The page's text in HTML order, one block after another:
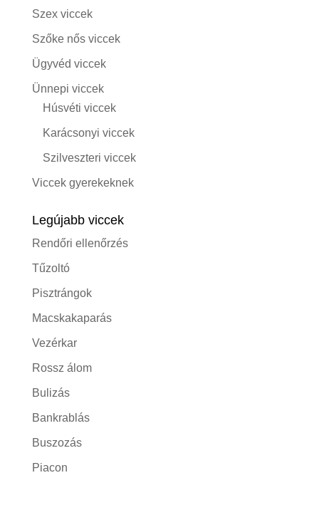
Szex viccek
Szőke nős viccek
Ügyvéd viccek
Ünnepi viccek
Húsvéti viccek
Karácsonyi viccek
Szilveszteri viccek
Viccek gyerekeknek
Legújabb viccek
Rendőri ellenőrzés
Tűzoltó
Pisztrángok
Macskakaparás
Vezérkar
Rossz álom
Bulizás
Bankrablás
Buszozás
Piacon